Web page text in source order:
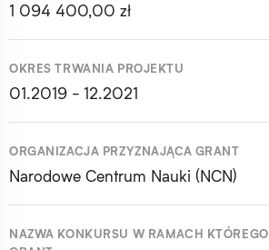
1 094 400,00 zł
OKRES TRWANIA PROJEKTU
01.2019 - 12.2021
ORGANIZACJA PRZYZNAJĄCA GRANT
Narodowe Centrum Nauki (NCN)
NAZWA KONKURSU W RAMACH